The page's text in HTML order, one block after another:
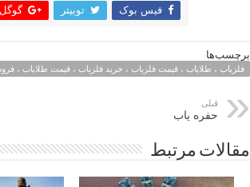
فیس بوک توییتر
برچسب‌ها
فلزیاب ، طلایاب ، قیمت فلزیاب ، خرید فلزیاب ، قیمت طلایاب ،
قبلی
حفره یاب
مقالات مرتبط